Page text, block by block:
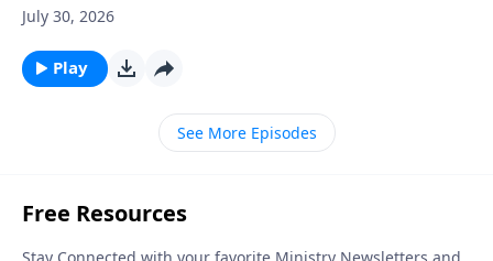
ilustración de cómo Dios trabaja detrás del velo.
July 30, 2026
Play
See More Episodes